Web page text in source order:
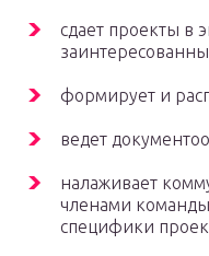
сдает проекты в
формирует и
ведет
налаживает
членами команды
специфики